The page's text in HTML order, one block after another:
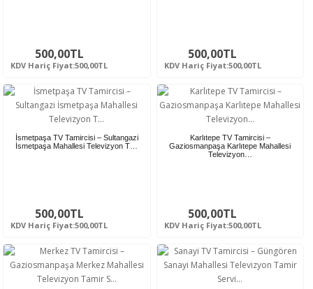
500,00TL
KDV Hariç Fiyat:500,00TL
500,00TL
KDV Hariç Fiyat:500,00TL
İsmetpaşa TV Tamircisi – Sultangazi
İsmetpaşa Mahallesi Televizyon T…
500,00TL
KDV Hariç Fiyat:500,00TL
Karlıtepe TV Tamircisi –
Gaziosmanpaşa Karlıtepe Mahallesi
Televizyon…
500,00TL
KDV Hariç Fiyat:500,00TL